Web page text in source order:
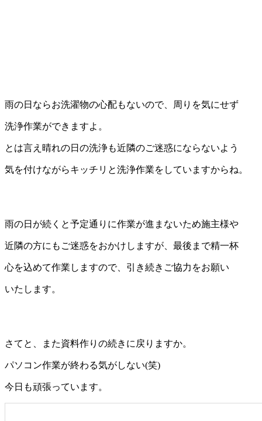
雨の日ならお洗濯物の心配もないので、周りを気にせず
洗浄作業ができますよ。
とは言え晴れの日の洗浄も近隣のご迷惑にならないよう
気を付けながらキッチリと洗浄作業をしていますからね。
雨の日が続くと予定通りに作業が進まないため施主様や
近隣の方にもご迷惑をおかけしますが、最後まで精一杯
心を込めて作業しますので、引き続きご協力をお願い
いたします。
さてと、また資料作りの続きに戻りますか。
パソコン作業が終わる気がしない(笑)
今日も頑張っています。